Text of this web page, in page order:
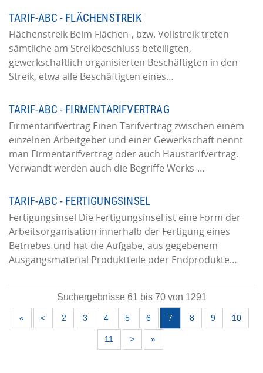
TARIF-ABC - FLÄCHENSTREIK
Flächenstreik Beim Flächen-, bzw. Vollstreik treten
sämtliche am Streikbeschluss beteiligten,
gewerkschaftlich organisierten Beschäftigten in den
Streik, etwa alle Beschäftigten eines…
TARIF-ABC - FIRMENTARIFVERTRAG
Firmentarifvertrag Einen Tarifvertrag zwischen einem
einzelnen Arbeitgeber und einer Gewerkschaft nennt
man Firmentarifvertrag oder auch Haustarifvertrag.
Verwandt werden auch die Begriffe Werks-…
TARIF-ABC - FERTIGUNGSINSEL
Fertigungsinsel Die Fertigungsinsel ist eine Form der
Arbeitsorganisation innerhalb der Fertigung eines
Betriebes und hat die Aufgabe, aus gegebenem
Ausgangsmaterial Produktteile oder Endprodukte…
Suchergebnisse 61 bis 70 von 1291
« < 2 3 4 5 6 7 8 9 10
11 > »